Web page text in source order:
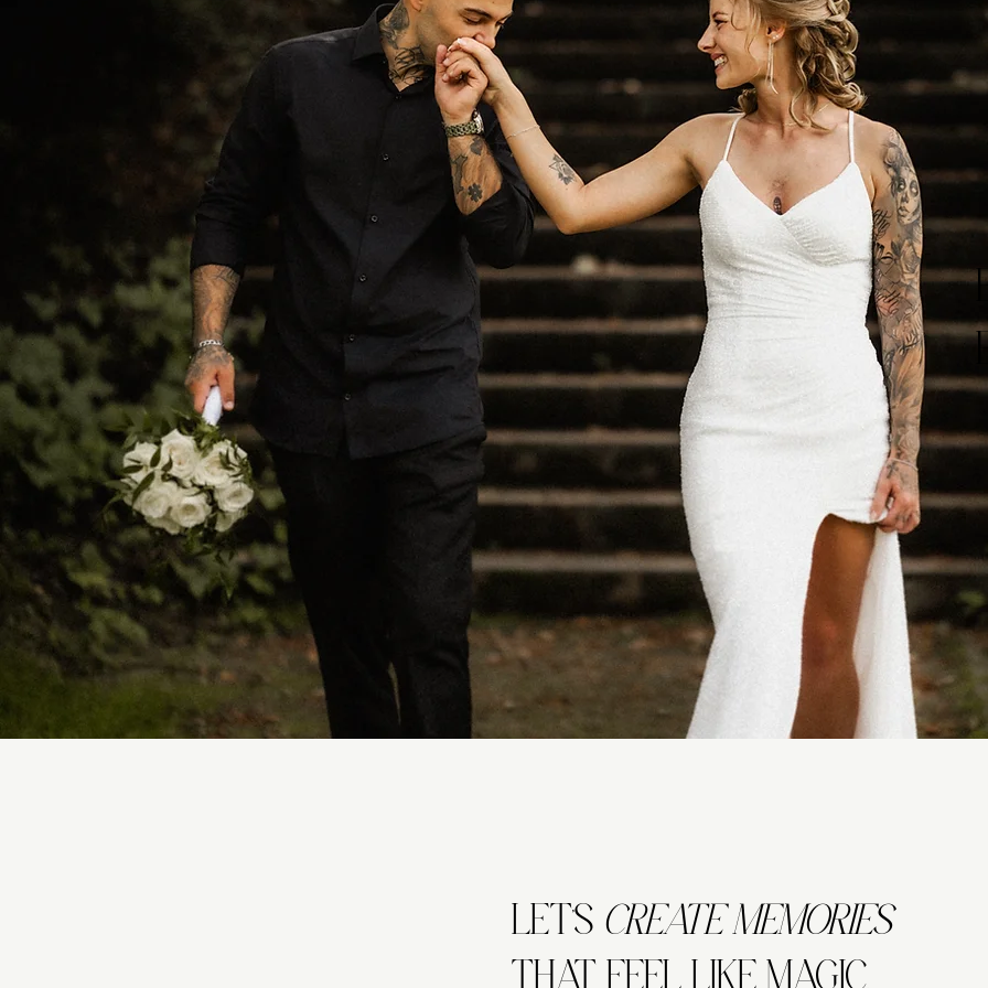
LET’S CREATE MEMORIES